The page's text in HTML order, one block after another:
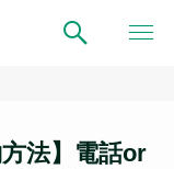
法】電話or